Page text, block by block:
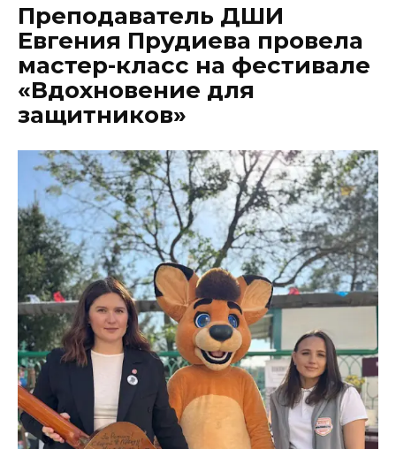
Преподаватель ДШИ
Евгения Прудиева провела
мастер-класс на фестивале
«Вдохновение для
защитников»